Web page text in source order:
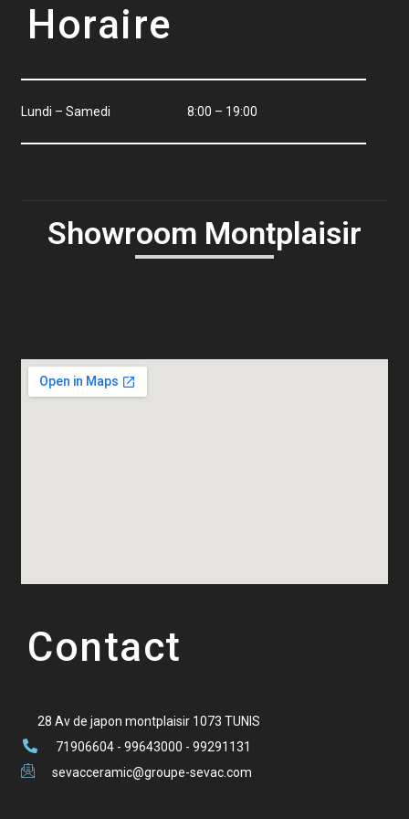
Horaire
Lundi – Samedi 8:00 – 19:00
Showroom Montplaisir
Contact
28 Av de japon montplaisir 1073 TUNIS
71906604 - 99643000 - 99291131
sevacceramic@groupe-sevac.com